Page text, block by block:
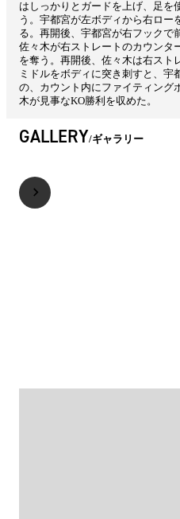
はしっかりとガードを上げ、足を
う。宇都宮が左ボディから右ロー
る。再開後、宇都宮が右フックで
佐々木が右ストレートのカウンタ
を奪う。再開後、佐々木は右スト
ミドルをボディに突き刺すと、
の、カウント内にファイティング
木が見事なKO勝利を収めた。
GALLERY ギャラリー